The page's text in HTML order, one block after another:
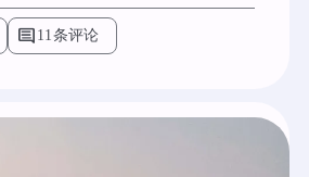
comment 11条评论